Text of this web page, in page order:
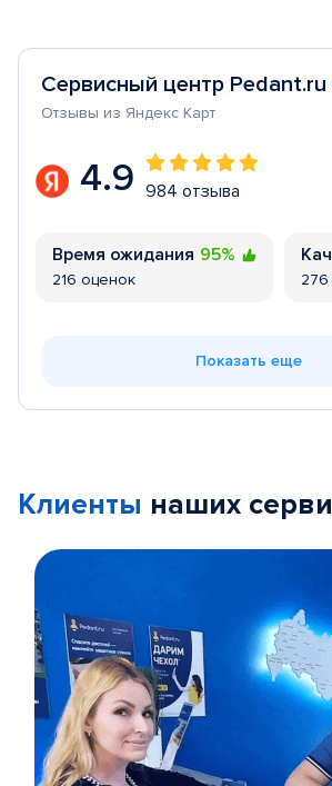
Сервисный центр Pedant.ru
Отзывы из Яндекс Карт
4.9 984 отзыва
Время ожидания 95%
216 оценок
Показать еще
Клиенты наших